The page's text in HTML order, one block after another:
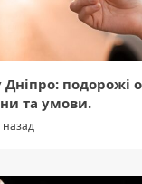
подорожі
та умови.